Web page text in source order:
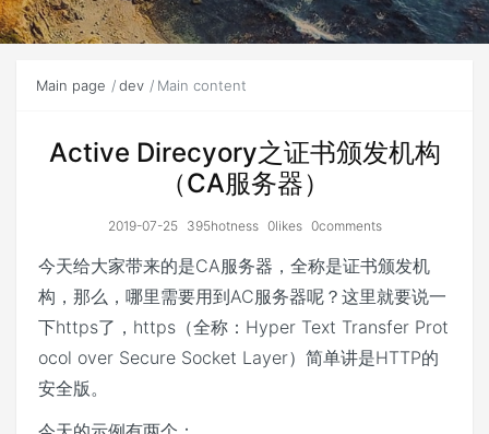
Main page dev Main content
Active Direcyory之证书颁发机构
（CA服务器）
2019-07-25 395hotness 0likes 0comments
今天给大家带来的是CA服务器，全称是证书颁发机
构，那么，哪里需要用到AC服务器呢？这里就要说一
下https了，https（全称：Hyper Text Transfer Prot
ocol over Secure Socket Layer）简单讲是HTTP的
安全版。